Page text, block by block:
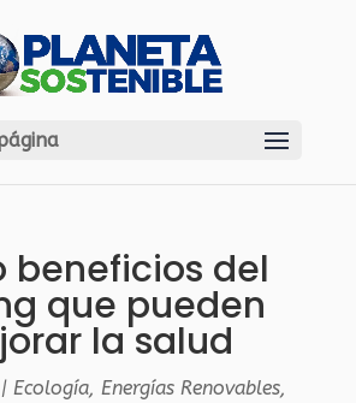
beneficios del
que pueden
la salud
| Ecología, Energías Renovables,